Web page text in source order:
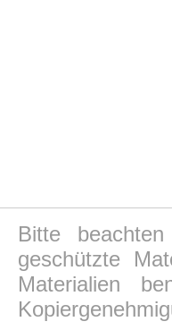
Bitte
geschützte
Materialien